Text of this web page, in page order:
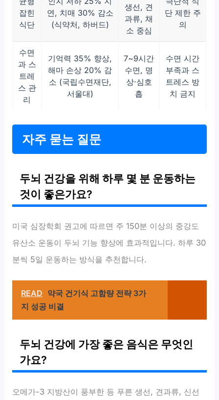
잡힌
식단
연, 치매 30% 감소
(식약처, 하버드)
생선, 견
과류, 채
소 중심
단 제한 주
의
수면
과 스
트레
스 관
리
기억력 35% 향상,
해마 손상 20% 감
소 (국립수면재단,
서울대)
7~9시간
수면, 명
상·심호
흡
수면 시간
부족과 스
트레스 방
치 금지
자주 묻는 질문
두뇌 건강을 위해 하루 몇 분 운동하는
것이 좋은가요?
미국 심장학회 권고에 따르면 주 150분 이상의 중강도
유산소 운동이 두뇌 기능 향상에 효과적입니다. 하루 30
분씩 5일 운동하는 방식을 추천합니다.
READ 약국 건기식 고함량 전략 3가
지 성공 비결
두뇌 건강에 가장 좋은 음식은 무엇인
가요?
오메가-3 지방산이 풍부한 등 푸른 생선, 견과류, 신선